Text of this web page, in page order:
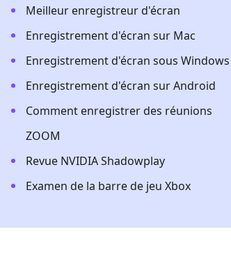
Meilleur enregistreur d'écran
Enregistrement d'écran sur Mac
Enregistrement d'écran sous Windows
Enregistrement d'écran sur Android
Comment enregistrer des réunions
ZOOM
Revue NVIDIA Shadowplay
Examen de la barre de jeu Xbox